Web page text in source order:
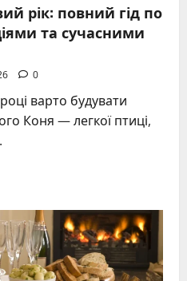
рік: повний гід по
та сучасними
0
варто будувати
Коня — легкої птиці,